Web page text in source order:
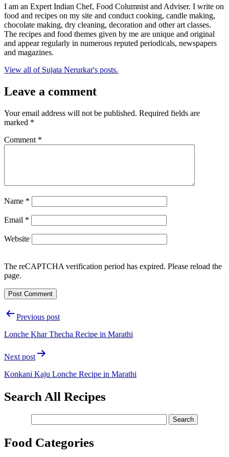
I am an Expert Indian Chef, Food Columnist and Adviser. I write on
food and recipes on my site and conduct cooking, candle making,
chocolate making, dry cleaning, decoration and other art classes.
The recipes and food themes given by me are unique and original
and appear regularly in numerous reputed periodicals, newspapers
and magazines.
View all of Sujata Nerurkar's posts.
Leave a comment
Your email address will not be published. Required fields are
marked *
Comment *
Name *
Email *
Website
The reCAPTCHA verification period has expired. Please reload the
page.
PostPrevious post
Lonche Khar Thecha Recipe in Marathi
Next post
Konkani Kaju Lonche Recipe in Marathi
Search All Recipes
Food Categories